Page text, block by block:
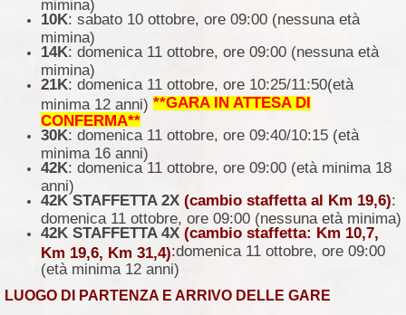
mimina)
10K: sabato 10 ottobre, ore 09:00 (nessuna età
mimina)
14K: domenica 11 ottobre, ore 09:00 (nessuna età
mimina)
21K: domenica 11 ottobre, ore 10:25/11:50(età
minima 12 anni) **GARA IN ATTESA DI
CONFERMA**
30K: domenica 11 ottobre, ore 09:40/10:15 (età
minima 16 anni)
42K: domenica 11 ottobre, ore 09:00 (età minima 18
anni)
42K STAFFETTA 2X (cambio staffetta al Km 19,6):
domenica 11 ottobre, ore 09:00 (nessuna età minima)
42K STAFFETTA 4X (cambio staffetta: Km 10,7,
Km 19,6, Km 31,4):domenica 11 ottobre, ore 09:00
(età minima 12 anni)
LUOGO DI PARTENZA E ARRIVO DELLE GARE